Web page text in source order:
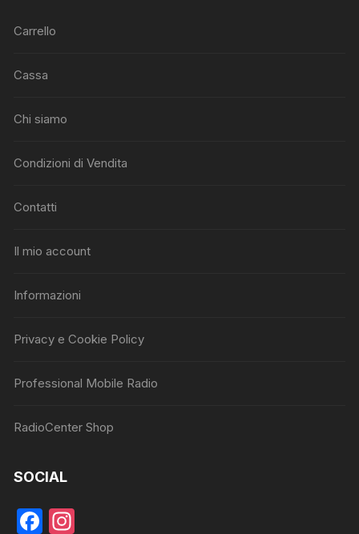
Carrello
Cassa
Chi siamo
Condizioni di Vendita
Contatti
Il mio account
Informazioni
Privacy e Cookie Policy
Professional Mobile Radio
RadioCenter Shop
SOCIAL
F